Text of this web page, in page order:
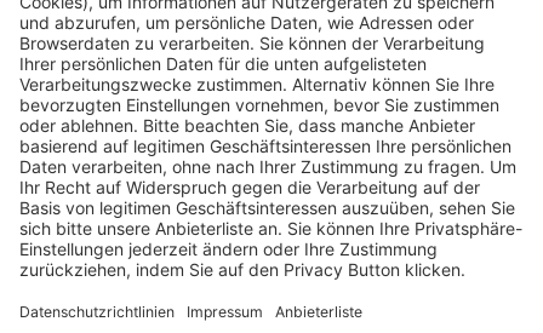
Pässe und Vereinswechsel
Trainerausbildung
Schulungsangebot Vereinsmitarbeiter
BFV-Geschäftsstellen
Trainerbörse
Login SpielPlus
FOLGE DEM BFV